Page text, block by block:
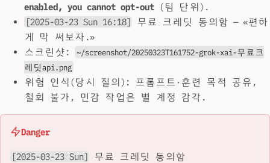
enabled, you cannot opt-out (팀 단위).
[2025-03-23 Sun 16:18]
무료 크레딧 동의함 — «편하
게 막 써보자.»
스크린샷:
~/screenshot/20250323T161752-grok-xai-무료크
레딧api.png
위험 인식(당시 질의): 프롬프트·훈련 목적 공유,
철회 불가, 민감 작업은 별 계정 감각.
Danger
[2025-03-23 Sun] 무료 크레딧 동의함